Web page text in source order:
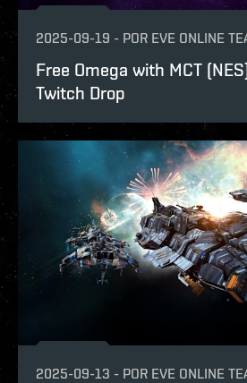
2025-09-19 - POR EVE ONLINE
Free Omega with MCT
Twitch Drop
2025-09-13 - POR EVE ONLINE